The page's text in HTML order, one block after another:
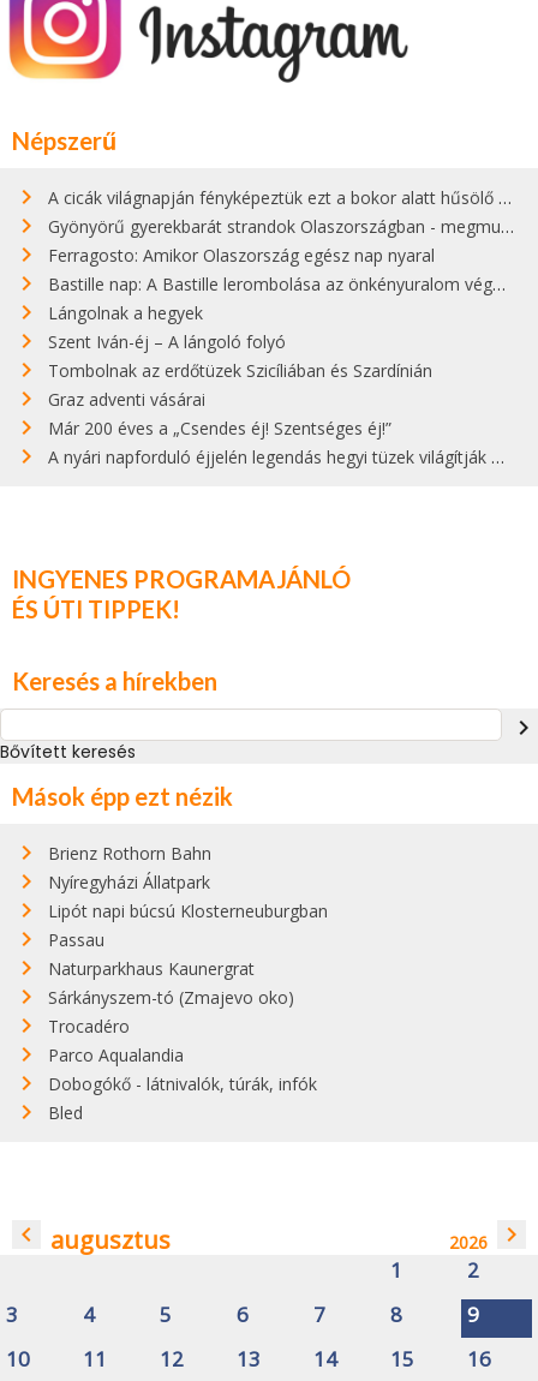
Népszerű
A cicák világnapján fényképeztük ezt a bokor alatt hűsölő cicát Kisorosziban
Gyönyörű gyerekbarát strandok Olaszországban - megmutatjuk a 15 legjobbat
Ferragosto: Amikor Olaszország egész nap nyaral
Bastille nap: A Bastille lerombolása az önkényuralom végét jelentette
Lángolnak a hegyek
Szent Iván-éj – A lángoló folyó
Tombolnak az erdőtüzek Szicíliában és Szardínián
Graz adventi vásárai
Már 200 éves a „Csendes éj! Szentséges éj!”
A nyári napforduló éjjelén legendás hegyi tüzek világítják meg Zugspitzét
INGYENES PROGRAMAJÁNLÓ
ÉS ÚTI TIPPEK!
Keresés a hírekben
navigate_next
Bővített keresés
Mások épp ezt nézik
Brienz Rothorn Bahn
Nyíregyházi Állatpark
Lipót napi búcsú Klosterneuburgban
Passau
Naturparkhaus Kaunergrat
Sárkányszem-tó (Zmajevo oko)
Trocadéro
Parco Aqualandia
Dobogókő - látnivalók, túrák, infók
Bled
navigate_before augusztus 2026 navigate_next
1
2
3
4 5 6 7 8
9
10
11 12 13 14 15
16